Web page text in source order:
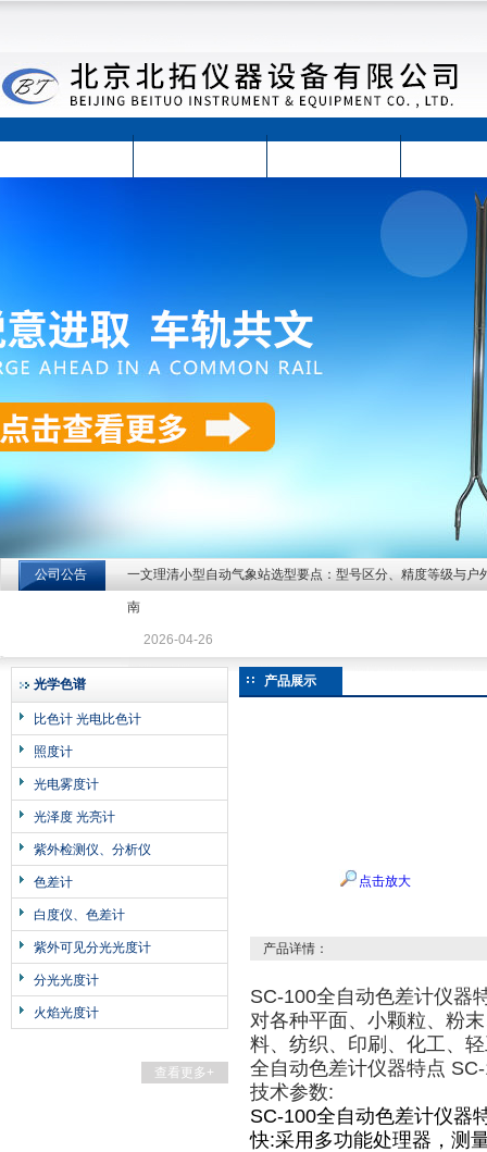
北京北拓仪器设备有限公司
公司公告 一文理清小型自动气象站选型要点：型号区分、精度等级与户
南
2026-04-26
光学色谱
比色计 光电比色计
照度计
光电雾度计
光泽度 光亮计
紫外检测仪、分析仪
色差计
白度仪、色差计
紫外可见分光光度计
分光光度计
火焰光度计
查看更多+
产品展示
点击放大
产品详情：
SC-100全自动色差计仪器
对各种平面、小颗粒、粉
料、纺织、印刷、化工、
全自动色差计仪器特点
技术参数:
SC-100全自动色差计仪器
快:采用多功能处理器，测